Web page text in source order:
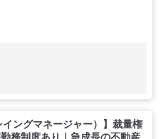
イングマネージャー）】裁量権